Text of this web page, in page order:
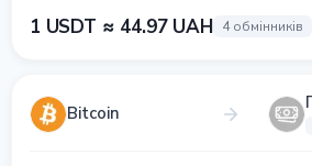
1 USDT ≈ 44.97 UAH 4 обмінників
Bitcoin